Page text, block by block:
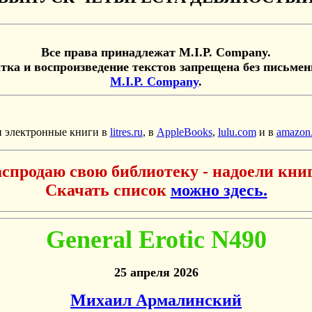
Все права принадлежат М.I.P. Company.
и воспроизведение текстов запрещена без
М.I.P. Company.
книги в litres.ru, в AppleBooks, lulu.comи в
свою библиотеку - надоели
Скачать список можно здесь.
General Erotic N490
25 апреля 2026
Михаил Армалинский